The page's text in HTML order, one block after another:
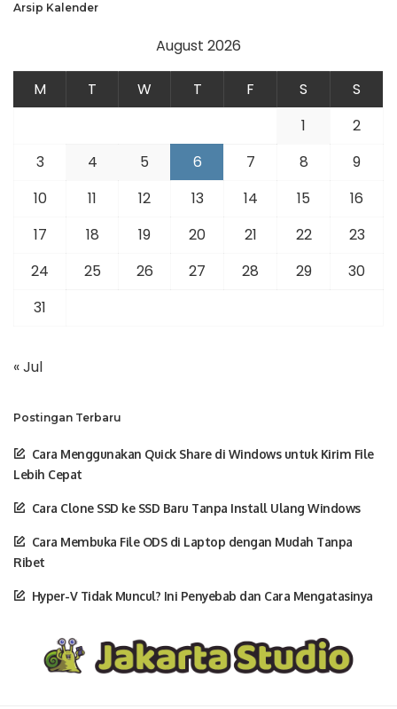
Arsip Kalender
August 2026
M T W T F S
S
1
2
3
4 5 6 7 8
9
10
11 12 13 14 15
16
17
18 19 20 21 22
23
24
25 26 27 28 29
30
31
« Jul
Postingan Terbaru
Cara Menggunakan Quick Share di Windows untuk Kirim File
Lebih Cepat
Cara Clone SSD ke SSD Baru Tanpa Install Ulang Windows
Cara Membuka File ODS di Laptop dengan Mudah Tanpa
Ribet
Hyper-V Tidak Muncul? Ini Penyebab dan Cara Mengatasinya